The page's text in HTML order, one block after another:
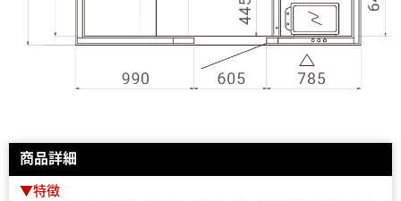
商品詳細
▼特徴